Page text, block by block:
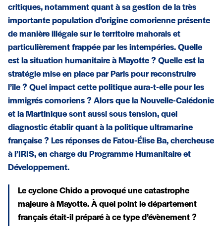
critiques, notamment quant à sa gestion de la très
importante population d’origine comorienne présente
de manière illégale sur le territoire mahorais et
particulièrement frappée par les intempéries. Quelle
est la situation humanitaire à Mayotte ? Quelle est la
stratégie mise en place par Paris pour reconstruire
l’île ? Quel impact cette politique aura-t-elle pour les
immigrés comoriens ? Alors que la Nouvelle-Calédonie
et la Martinique sont aussi sous tension, quel
diagnostic établir quant à la politique ultramarine
française ? Les réponses de Fatou-Élise Ba, chercheuse
à l’IRIS, en charge du Programme Humanitaire et
Développement.
Le cyclone Chido a provoqué une catastrophe
majeure à Mayotte. À quel point le département
français était-il préparé à ce type d’évènement ?